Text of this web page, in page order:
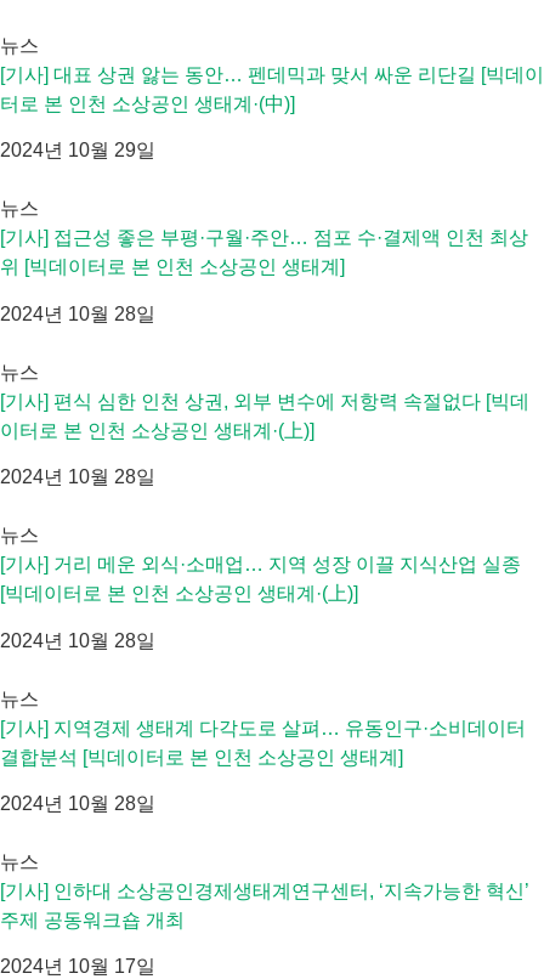
뉴스
[기사] 대표 상권 앓는 동안… 펜데믹과 맞서 싸운 리단길 [빅데이
터로 본 인천 소상공인 생태계·(中)]
2024년 10월 29일
뉴스
[기사] 접근성 좋은 부평·구월·주안… 점포 수·결제액 인천 최상
위 [빅데이터로 본 인천 소상공인 생태계]
2024년 10월 28일
뉴스
[기사] 편식 심한 인천 상권, 외부 변수에 저항력 속절없다 [빅데
이터로 본 인천 소상공인 생태계·(上)]
2024년 10월 28일
뉴스
[기사] 거리 메운 외식·소매업… 지역 성장 이끌 지식산업 실종
[빅데이터로 본 인천 소상공인 생태계·(上)]
2024년 10월 28일
뉴스
[기사] 지역경제 생태계 다각도로 살펴… 유동인구·소비데이터
결합분석 [빅데이터로 본 인천 소상공인 생태계]
2024년 10월 28일
뉴스
[기사] 인하대 소상공인경제생태계연구센터, ‘지속가능한 혁신’
주제 공동워크숍 개최
2024년 10월 17일